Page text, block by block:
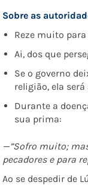
Sobre as
Reze muito
Ai, dos que
Se o governo
religião, ela
Durante a
sua prima:
—”Sofro muito;
pecadores e para
Ao se despedir de